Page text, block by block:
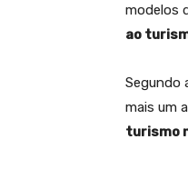
modelos
ao
Segundo
mais um
turismo